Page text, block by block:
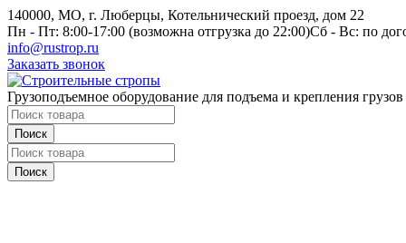
140000, МО, г. Люберцы, Котельнический проезд, дом 22
Пн - Пт: 8:00-17:00 (возможна отгрузка до 22:00)Сб - Вс: по
info@rustrop.ru
Заказать звонок
Грузоподъемное оборудование для подъема и крепления грузов
Поиск
Поиск